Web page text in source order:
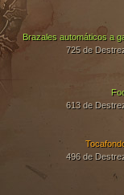
Brazales automáticos a
725 de
496 de
613 de